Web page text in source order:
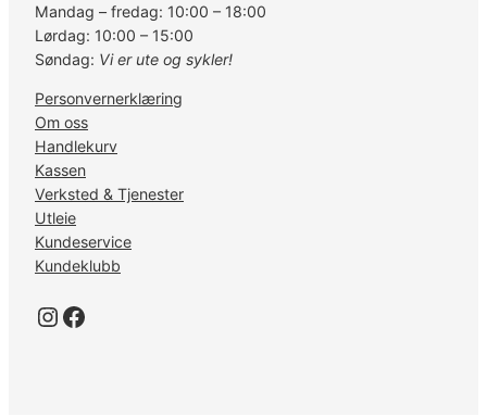
Mandag – fredag: 10:00 – 18:00
Lørdag: 10:00 – 15:00
Søndag: Vi er ute og sykler!
Personvernerklæring
Om oss
Handlekurv
Kassen
Verksted & Tjenester
Utleie
Kundeservice
Kundeklubb
Instagram Facebook